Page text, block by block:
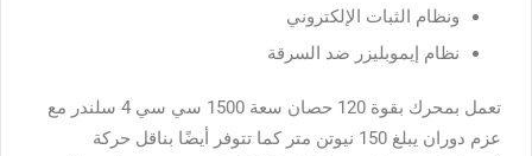
ونظام الثبات الإلكتروني
نظام إيموبليزر ضد السرقة
تعمل بمحرك بقوة 120 حصان سعة 1500 سي سي 4 سلندر مع
عزم دوران يبلغ 150 نيوتن متر كما تتوفر أيضًا بناقل حركة